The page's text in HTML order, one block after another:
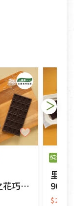
期商品」情
.
賞期(含例假
汙損(除商品
變質或損壞
商品：如
疵無法讀取僅
損者。
私人消耗性產
克力
純素
里仁
90%
$250